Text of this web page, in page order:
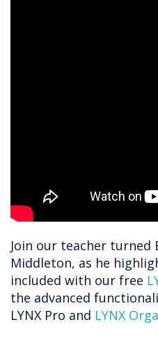
Join our teacher turned
Middleton, as he
included with our free
the advanced
LYNX Pro and LYNX